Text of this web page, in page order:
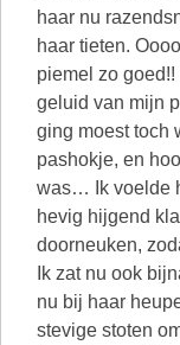
haar nu
haar tieten.
piemel zo
geluid van mijn
ging moest toch
pashokje, en
was… Ik voelde
hevig hijgend
doorneuken,
Ik zat nu ook
nu bij haar
stevige stoten